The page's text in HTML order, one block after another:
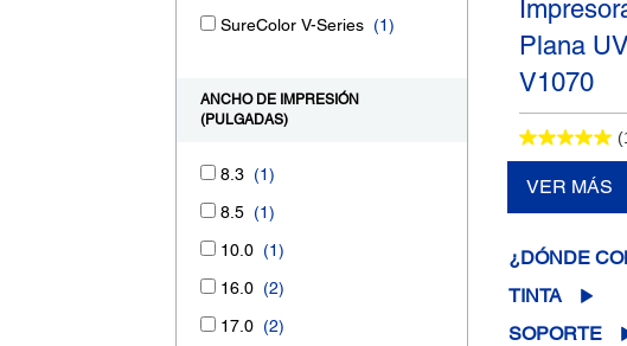
SureColor V-Series (1)
ANCHO DE IMPRESIÓN
(PULGADAS)
8.3 (1)
8.5 (1)
10.0 (1)
16.0 (2)
17.0 (2)
Plana
V1070
VER MÁS
¿DÓNDE
TINTA
SOPORTE